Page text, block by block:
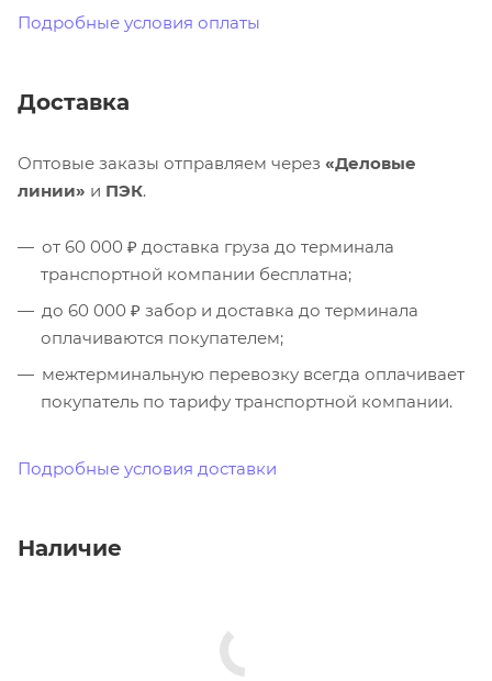
Подробные условия оплаты
Доставка
Оптовые заказы отправляем через «Деловые
линии» и ПЭК.
от 60 000 ₽ доставка груза до терминала
транспортной компании бесплатна;
до 60 000 ₽ забор и доставка до терминала
оплачиваются покупателем;
межтерминальную перевозку всегда оплачивает
покупатель по тарифу транспортной компании.
Подробные условия доставки
Наличие